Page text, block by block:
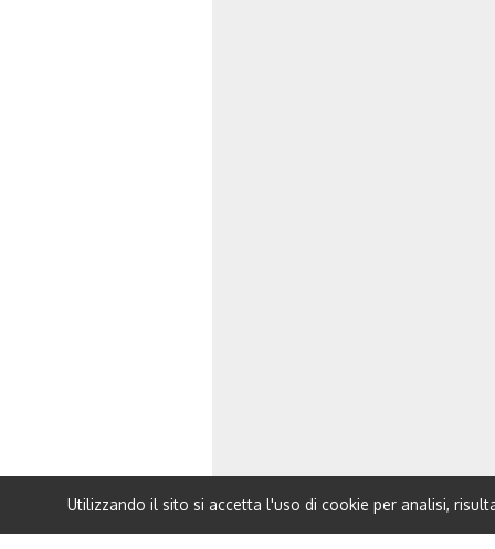
Utilizzando il sito si accetta l'uso di cookie per analisi,